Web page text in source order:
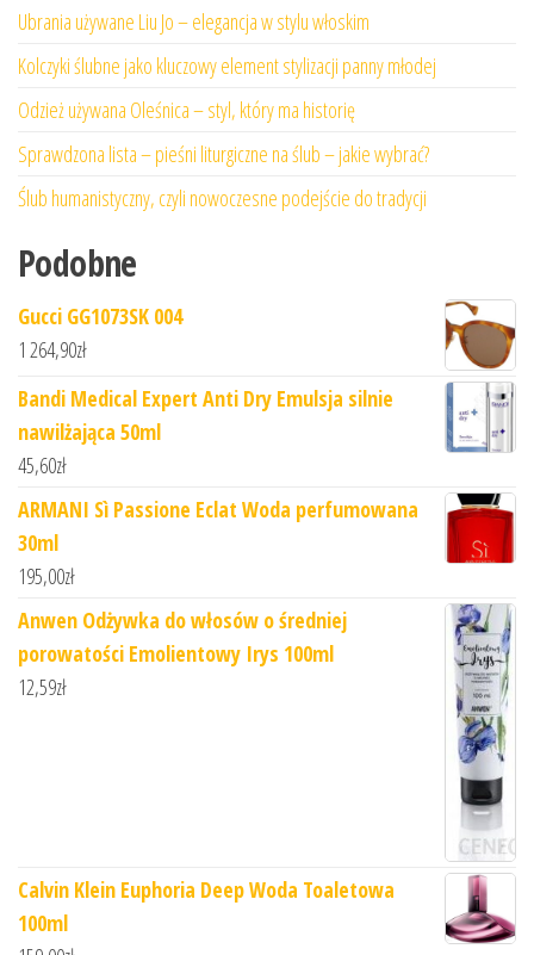
Ubrania używane Liu Jo – elegancja w stylu włoskim
Kolczyki ślubne jako kluczowy element stylizacji panny młodej
Odzież używana Oleśnica – styl, który ma historię
Sprawdzona lista – pieśni liturgiczne na ślub – jakie wybrać?
Ślub humanistyczny, czyli nowoczesne podejście do tradycji
Podobne
Gucci GG1073SK 004
1 264,90zł
Bandi Medical Expert Anti Dry Emulsja silnie
nawilżająca 50ml
45,60zł
ARMANI Sì Passione Eclat Woda perfumowana
30ml
195,00zł
Anwen Odżywka do włosów o średniej
porowatości Emolientowy Irys 100ml
12,59zł
Calvin Klein Euphoria Deep Woda Toaletowa
100ml